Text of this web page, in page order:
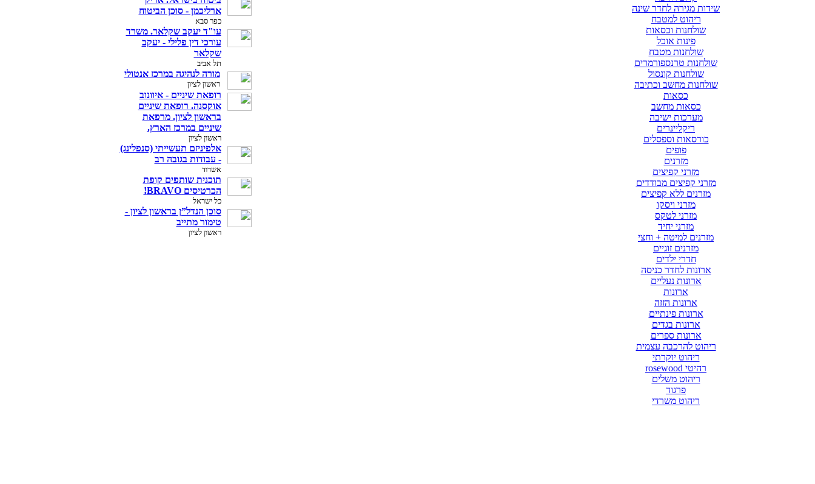
שידות מגירה לחדר שינה
ריהוט למטבח
שולחנות וכסאות
פינות אוכל
שולחנות מטבח
שולחנות טרנספורמרים
שולחנות קונסול
שולחנות מחשב וכתיבה
כסאות
כסאות מחשב
מערכות ישיבה
ריקליינרים
כורסאות וספסלים
פופים
מזרנים
מזרני קפיצים
מזרני קפיצים מבודדים
מזרנים ללא קפיצים
מזרני ויסקו
מזרני לטקס
מזרני יחיד
מזרנים למיטה + וחצי
מזרנים זוגיים
חדרי ילדים
ארונות לחדר כניסה
ארונות נעליים
ארונות
ארונות הזזה
ארונות פינתיים
ארונות בגדים
ארונות ספרים
ריהוט להרכבה עצמית
ריהוט יוקרתי
רהיטי rosewood
ריהוט משלים
פרגוד
ריהוט משרדי
ארליכמן - סוכן הביטוח
כפר סבא
עו"ד יעקב שקלאר. משרד
עורכי דין פלילי - יעקב
שקלאר
תל אביב
מורה לנהיגה במרכז אנטולי
ראשון לציון
רופאת שיניים - איוונוב
אוקסנה. רופאת שיניים
בראשון לציון. מרפאת
שיניים במרכז הארץ.
ראשון לציון
אלפיניזם תעשייתי (סנפלינג)
- עבודות בגובה רב
אשדוד
תוכנית שותפים קופת
הכרטיסים BRAVO!
כל ישראל
סוכן הנדל”ן בראשון לציון -
טימור מתייב
ראשון לציון